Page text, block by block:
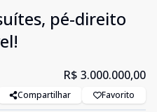
pé-direito
R$ 3.000.000,00
Compartilhar Favorito